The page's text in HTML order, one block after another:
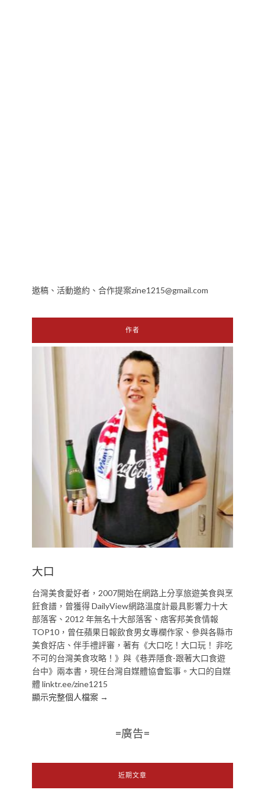
邀稿、活動邀約、合作提案zine1215@gmail.com
作者
大口
台灣美食愛好者，2007開始在網路上分享旅遊美食與烹
飪食譜，曾獲得 DailyView網路溫度計最具影響力十大
部落客、2012 年無名十大部落客、痞客邦美食情報
TOP10，曾任蘋果日報飲食男女專欄作家、參與各縣市
美食好店、伴手禮評審，著有《大口吃！大口玩！ 非吃
不可的台灣美食攻略！》與《巷弄隱食-跟著大口食遊
台中》兩本書，現任台灣自媒體協會監事。大口的自媒
體 linktr.ee/zine1215
顯示完整個人檔案 →
=廣告=
近期文章